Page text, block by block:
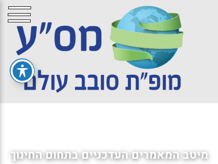
מיטב המאמרים העדכניים בתחום החינוך